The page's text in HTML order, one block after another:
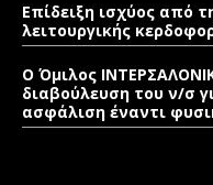
Επίδειξη ισχύος από
λειτουργικής
Ο Όμιλος
διαβούλευση του ν/σ
ασφάλιση έναντι